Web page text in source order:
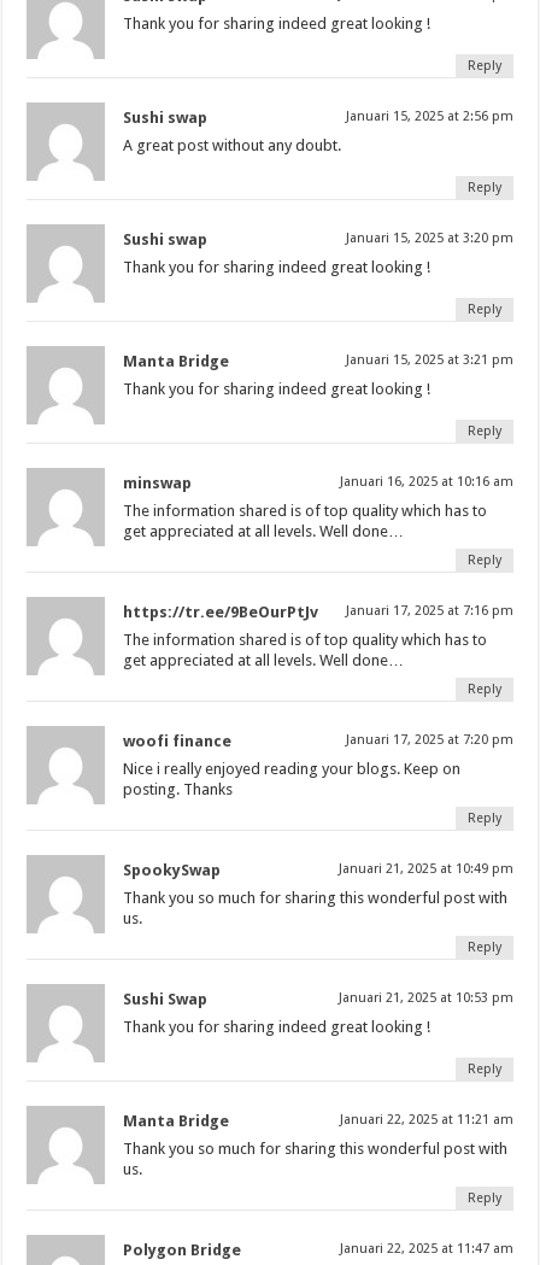
Thank you for sharing indeed great looking !
Reply
Sushi swap Januari 15, 2025 at 2:56 pm
A great post without any doubt.
Reply
Sushi swap Januari 15, 2025 at 3:20 pm
Thank you for sharing indeed great looking !
Reply
Manta Bridge Januari 15, 2025 at 3:21 pm
Thank you for sharing indeed great looking !
Reply
minswap Januari 16, 2025 at 10:16 am
The information shared is of top quality which has to
get appreciated at all levels. Well done…
Reply
https://tr.ee/9BeOurPtJv Januari 17, 2025 at 7:16 pm
The information shared is of top quality which has to
get appreciated at all levels. Well done…
Reply
woofi finance Januari 17, 2025 at 7:20 pm
Nice i really enjoyed reading your blogs. Keep on
posting. Thanks
Reply
SpookySwap Januari 21, 2025 at 10:49 pm
Thank you so much for sharing this wonderful post with
us.
Reply
Sushi Swap Januari 21, 2025 at 10:53 pm
Thank you for sharing indeed great looking !
Reply
Manta Bridge Januari 22, 2025 at 11:21 am
Thank you so much for sharing this wonderful post with
us.
Reply
Polygon Bridge Januari 22, 2025 at 11:47 am